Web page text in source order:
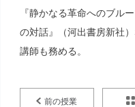
『静かなる革命へのブル
の対話』（河出書房新社
講師も務める。
前の授業